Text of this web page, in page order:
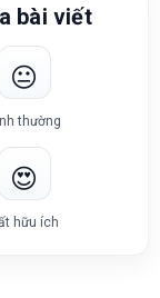
bài viết
😐
thường
😍
hữu ích